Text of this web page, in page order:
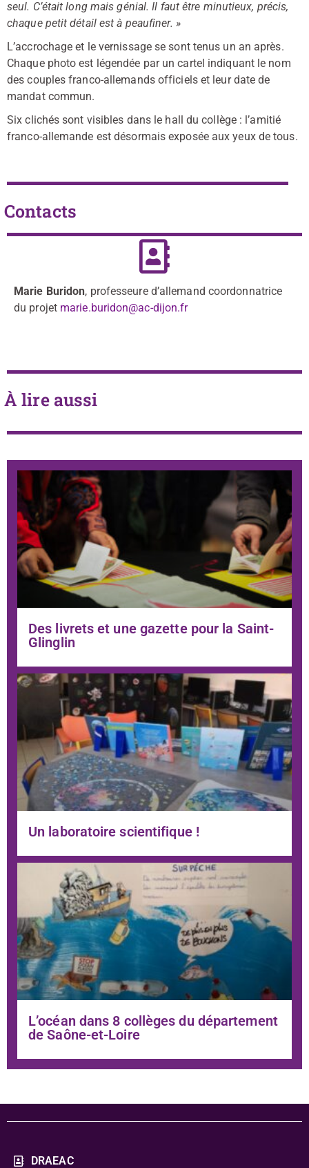
seul. C’était long mais génial. Il faut être minutieux, précis,
chaque petit détail est à peaufiner. »
L’accrochage et le vernissage se sont tenus un an après.
Chaque photo est légendée par un cartel indiquant le nom
des couples franco-allemands officiels et leur date de
mandat commun.
Six clichés sont visibles dans le hall du collège : l’amitié
franco-allemande est désormais exposée aux yeux de tous.
Contacts
Marie Buridon, professeure d’allemand coordonnatrice
du projet marie.buridon@ac-dijon.fr
À lire aussi
Des livrets et une gazette pour la Saint-
Glinglin
Un laboratoire scientifique !
L’océan dans 8 collèges du département
de Saône-et-Loire
DRAEAC